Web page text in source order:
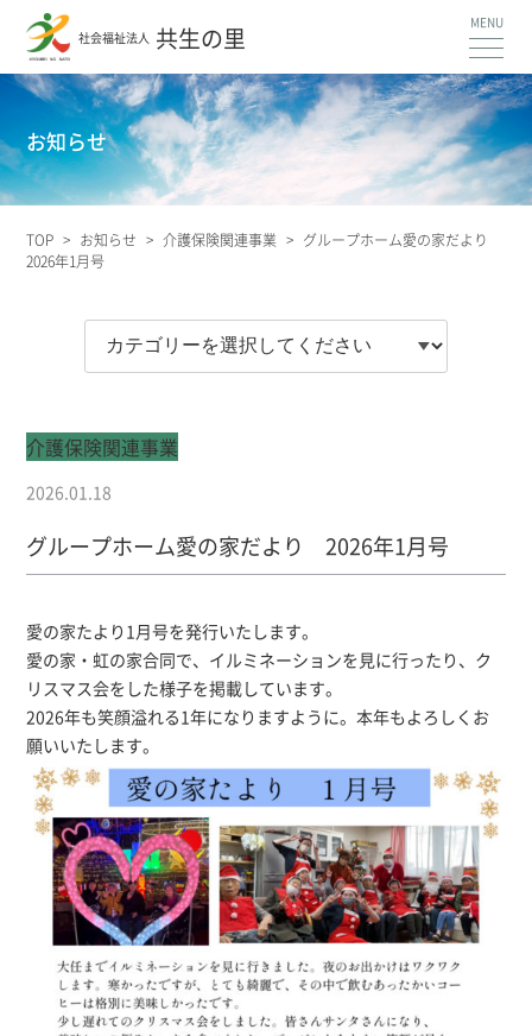
社会福祉法人 共生の里
お知らせ
TOP > お知らせ > 介護保険関連事業 > グループホーム愛の家だより
2026年1月号
介護保険関連事業
2026.01.18
グループホーム愛の家だより 2026年1月号
愛の家たより1月号を発行いたします。
愛の家・虹の家合同で、イルミネーションを見に行ったり、ク
リスマス会をした様子を掲載しています。
2026年も笑顔溢れる1年になりますように。本年もよろしくお
願いいたします。